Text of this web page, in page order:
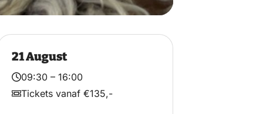
21 August
09:30 – 16:00
Tickets vanaf €135,-